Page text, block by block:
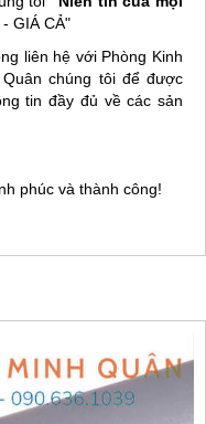
GIÁ CẢ"
liên hệ với Phòng Kinh
chúng tôi để được
tin đầy đủ về các sản
phúc và thành công!